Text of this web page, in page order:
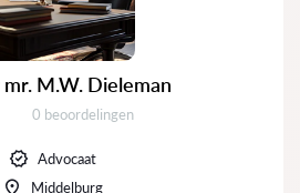
M.W. Dieleman
Getuigenissen:
0 beoordelingen
Advocaat
Middelburg